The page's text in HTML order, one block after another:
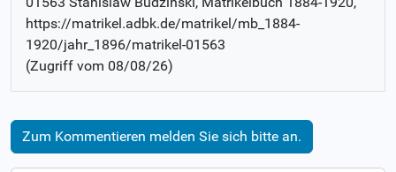
https://matrikel.adbk.de/matrikel/mb_1884-
1920/jahr_1896/matrikel-01563
(Zugriff vom 08/08/26)
Zum Kommentieren melden Sie sich bitte an.